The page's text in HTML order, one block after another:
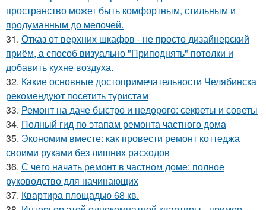
пространство может быть комфортным, стильным и
продуманным до мелочей.
31. Отказ от верхних шкафов - не просто дизайнерский
приём, а способ визуально "Приподнять" потолки и
добавить кухне воздуха.
32. Какие основные достопримечательности Челябинска
рекомендуют посетить туристам
33. Ремонт на даче быстро и недорого: секреты и советы
34. Полный гид по этапам ремонта частного дома
35. Экономим вместе: как провести ремонт коттеджа
своими руками без лишних расходов
36. С чего начать ремонт в частном доме: полное
руководство для начинающих
37. Квартира площадью 68 кв.